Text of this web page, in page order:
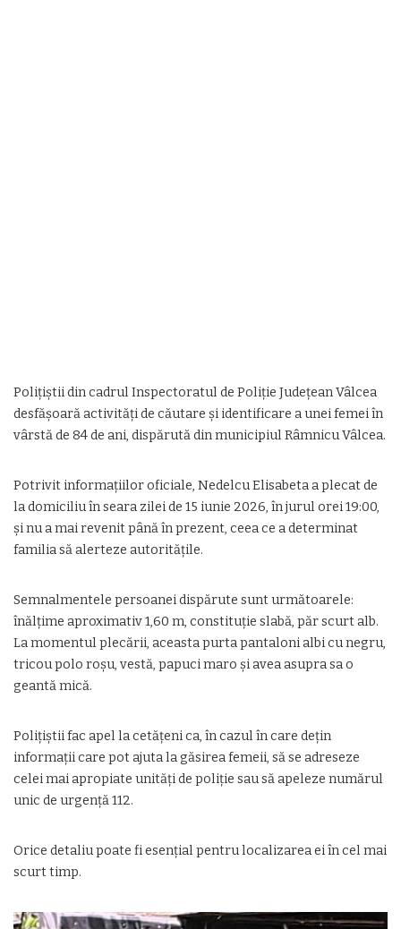
Polițiștii din cadrul Inspectoratul de Poliție Județean Vâlcea
desfășoară activități de căutare și identificare a unei femei în
vârstă de 84 de ani, dispărută din municipiul Râmnicu Vâlcea.
Potrivit informațiilor oficiale, Nedelcu Elisabeta a plecat de
la domiciliu în seara zilei de 15 iunie 2026, în jurul orei 19:00,
și nu a mai revenit până în prezent, ceea ce a determinat
familia să alerteze autoritățile.
Semnalmentele persoanei dispărute sunt următoarele:
înălțime aproximativ 1,60 m, constituție slabă, păr scurt alb.
La momentul plecării, aceasta purta pantaloni albi cu negru,
tricou polo roșu, vestă, papuci maro și avea asupra sa o
geantă mică.
Polițiștii fac apel la cetățeni ca, în cazul în care dețin
informații care pot ajuta la găsirea femeii, să se adreseze
celei mai apropiate unități de poliție sau să apeleze numărul
unic de urgență 112.
Orice detaliu poate fi esențial pentru localizarea ei în cel mai
scurt timp.